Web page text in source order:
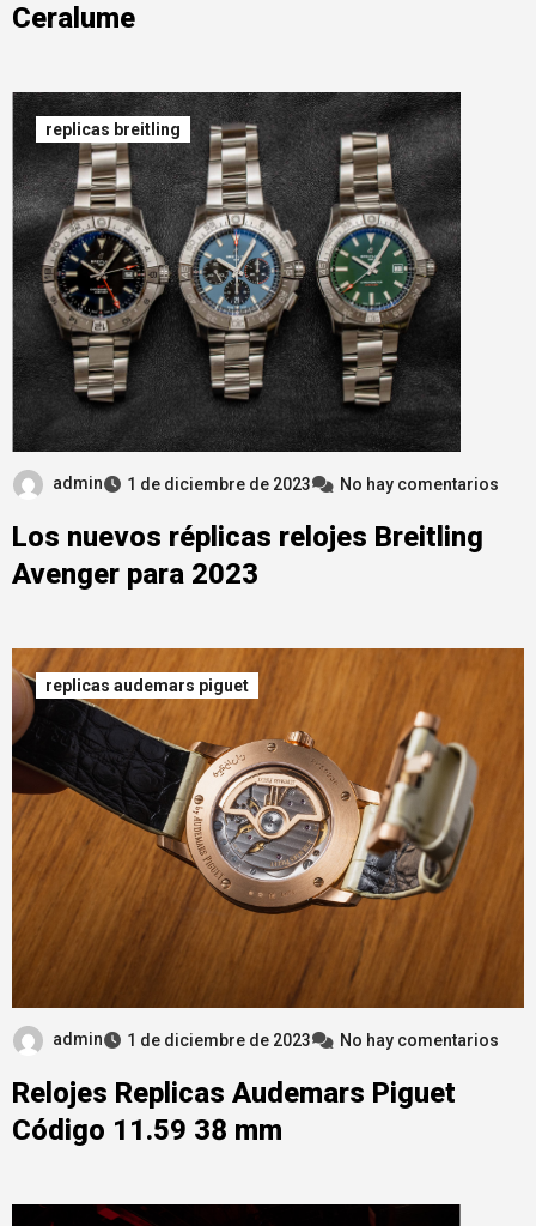
Ceralume
replicas breitling
admin 1 de diciembre de 2023 No hay comentarios
Los nuevos réplicas relojes Breitling
Avenger para 2023
replicas audemars piguet
admin 1 de diciembre de 2023 No hay comentarios
Relojes Replicas Audemars Piguet
Código 11.59 38 mm